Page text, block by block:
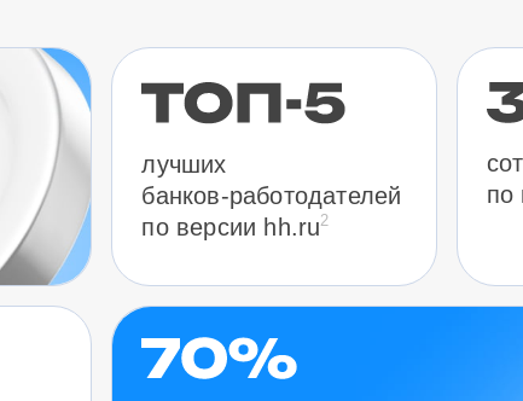
лучших
банков-работодателей
по версии hh.ru2
по